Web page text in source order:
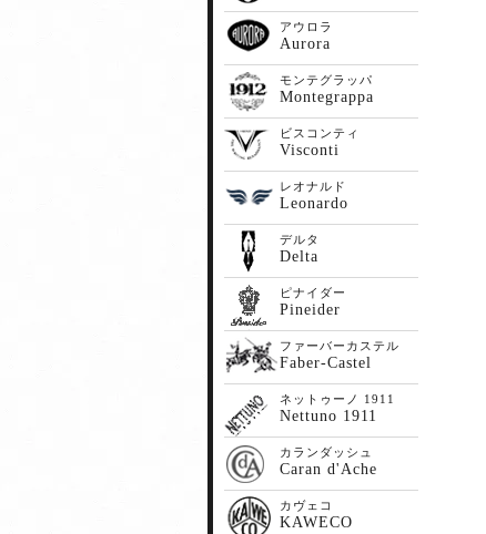
アウロラ
Aurora
モンテグラッパ
Montegrappa
ビスコンティ
Visconti
レオナルド
Leonardo
デルタ
Delta
ピナイダー
Pineider
ファーバーカステル
Faber-Castel
ネットゥーノ 1911
Nettuno 1911
カランダッシュ
Caran d'Ache
カヴェコ
KAWECO